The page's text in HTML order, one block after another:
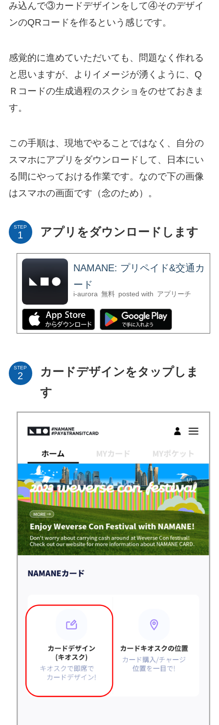
み込んで③カードデザインをして④そのデザイ
ンのQRコードを作るという感じです。
感覚的に進めていただいても、問題なく作れる
と思いますが、よりイメージが湧くように、Q
Ｒコードの生成過程のスクショをのせておきま
す。
この手順は、現地でやることではなく、自分の
スマホにアプリをダウンロードして、日本にい
る間にやっておける作業です。なので下の画像
はスマホの画面です（念のため）。
STEP アプリをダウンロードします
NAMANE: プリペイド&交通カ
ード
i-aurora 無料 posted with アプリーチ
STEP
カードデザインをタップしま
す